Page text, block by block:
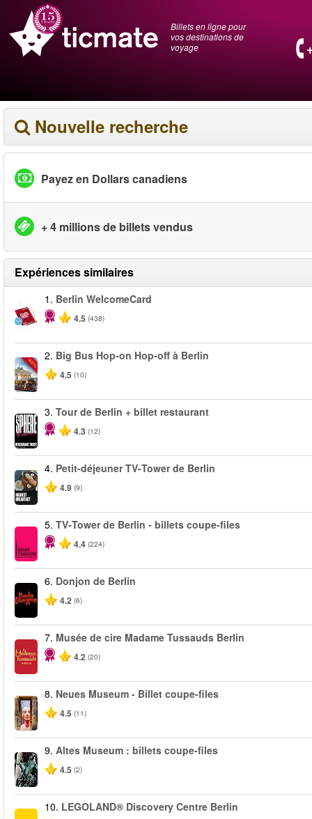
Billets en ligne pour
vos destinations de
voyage
Nouvelle recherche
Payez en Dollars canadiens
+ 4 millions de billets vendus
Expériences similaires
1. Berlin WelcomeCard
4.5 (438)
-40%
2. Big Bus Hop-on Hop-off à Berlin
4.5 (10)
3. Tour de Berlin + billet restaurant
4.3 (12)
4. Petit-déjeuner TV‑Tower de Berlin
4.9 (9)
5. TV‑Tower de Berlin - billets coupe-files
4.4 (224)
6. Donjon de Berlin
4.2 (6)
7. Musée de cire Madame Tussauds Berlin
4.2 (20)
8. Neues Museum - Billet coupe-files
4.5 (11)
9. Altes Museum : billets coupe-files
4.5 (2)
10. LEGOLAND® Discovery Centre Berlin